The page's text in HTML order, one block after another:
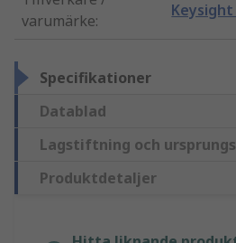
varumärke:
Specifikationer
Datablad
Lagstiftning och
Produktdetaljer